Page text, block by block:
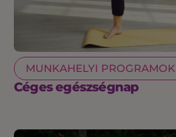
MUNKAHELYI PROGRAMOK
Céges egészségnap